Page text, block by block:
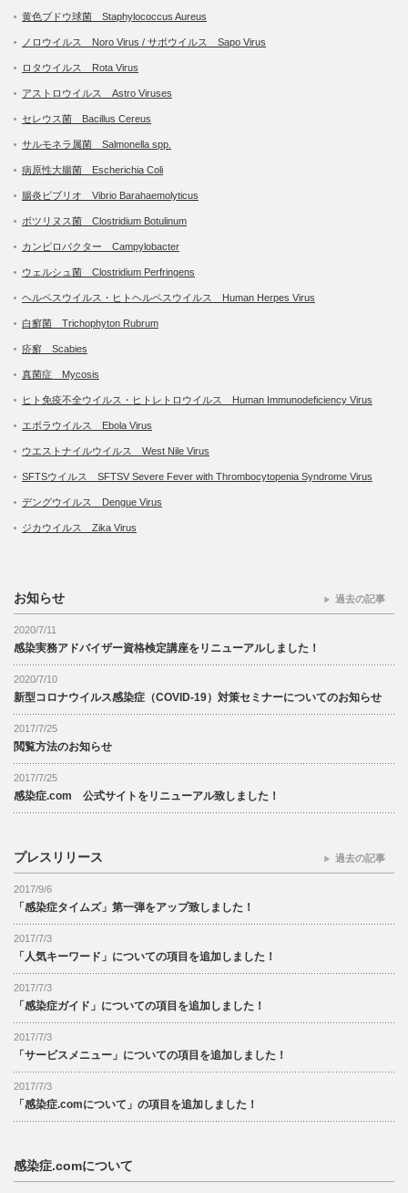
黄色ブドウ球菌 Staphylococcus Aureus
ノロウイルス Noro Virus / サポウイルス Sapo Virus
ロタウイルス Rota Virus
アストロウイルス Astro Viruses
セレウス菌 Bacillus Cereus
サルモネラ属菌 Salmonella spp.
病原性大腸菌 Escherichia Coli
腸炎ビブリオ Vibrio Barahaemolyticus
ボツリヌス菌 Clostridium Botulinum
カンピロバクター Campylobacter
ウェルシュ菌 Clostridium Perfringens
ヘルペスウイルス・ヒトヘルペスウイルス Human Herpes Virus
白癬菌 Trichophyton Rubrum
疥癬 Scabies
真菌症 Mycosis
ヒト免疫不全ウイルス・ヒトレトロウイルス Human Immunodeficiency Virus
エボラウイルス Ebola Virus
ウエストナイルウイルス West Nile Virus
SFTSウイルス SFTSV Severe Fever with Thrombocytopenia Syndrome Virus
デングウイルス Dengue Virus
ジカウイルス Zika Virus
お知らせ
2020/7/11
感染実務アドバイザー資格検定講座をリニューアルしました！
2020/7/10
新型コロナウイルス感染症（COVID-19）対策セミナーについてのお知らせ
2017/7/25
閲覧方法のお知らせ
2017/7/25
感染症.com 公式サイトをリニューアル致しました！
過去の記事
プレスリリース
2017/9/6
「感染症タイムズ」第一弾をアップ致しました！
2017/7/3
「人気キーワード」についての項目を追加しました！
2017/7/3
「感染症ガイド」についての項目を追加しました！
2017/7/3
「サービスメニュー」についての項目を追加しました！
2017/7/3
「感染症.comについて」の項目を追加しました！
過去の記事
感染症.comについて